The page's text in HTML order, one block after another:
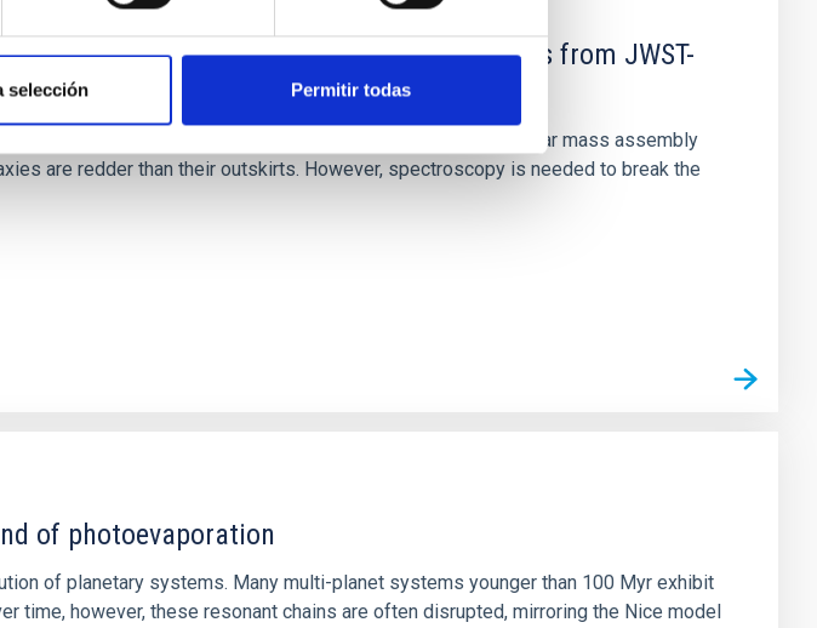
selección Permitir todas
2.2: Age, Fe-, and Mg-abundance gradients from JWST-
powerful insights into star-formation quenching and stellar mass assembly
are redder than their outskirts. However, spectroscopy is needed to break the
of photoevaporation
of planetary systems. Many multi-planet systems younger than 100 Myr exhibit
time, however, these resonant chains are often disrupted, mirroring the Nice model